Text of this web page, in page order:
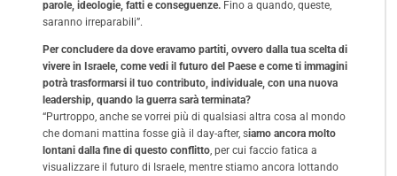
parole, ideologie, fatti e conseguenze. Fino a quando, queste,
saranno irreparabili”.
Per concludere da dove eravamo partiti, ovvero dalla tua scelta di
vivere in Israele, come vedi il futuro del Paese e come ti immagini
potrà trasformarsi il tuo contributo, individuale, con una nuova
leadership, quando la guerra sarà terminata?
“Purtroppo, anche se vorrei più di qualsiasi altra cosa al mondo
che domani mattina fosse già il day-after, siamo ancora molto
lontani dalla fine di questo conflitto, per cui faccio fatica a
visualizzare il futuro di Israele, mentre stiamo ancora lottando